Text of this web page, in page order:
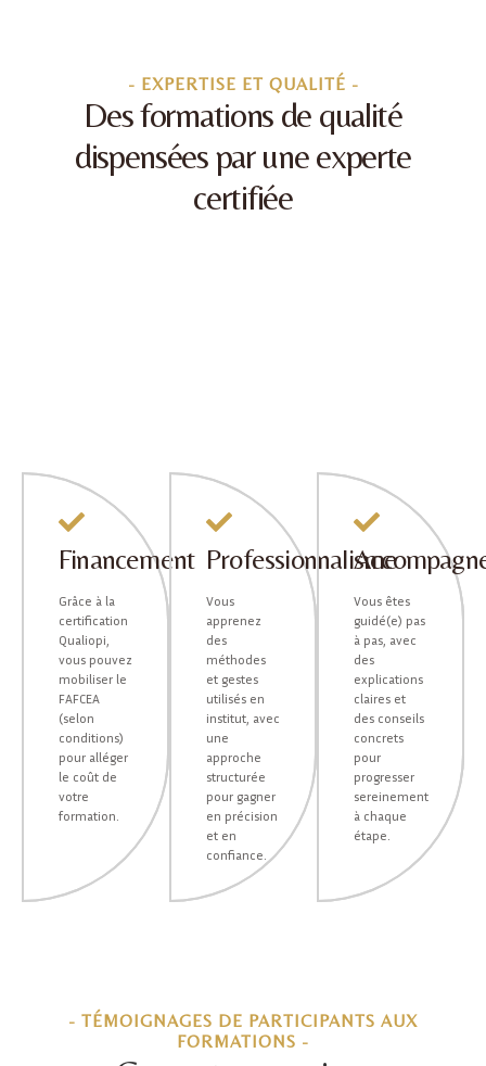
- EXPERTISE ET QUALITÉ -
Des formations de qualité
dispensées par une experte
certifiée
Financement
Grâce à la
certification
Qualiopi,
vous pouvez
mobiliser le
FAFCEA
(selon
conditions)
pour alléger
le coût de
votre
formation.
Professionnalisme
Vous
apprenez
des
méthodes
et gestes
utilisés en
institut, avec
une
approche
structurée
pour gagner
en précision
et en
confiance.
Vous êtes
guidé(e) pas
à pas, avec
des
explications
claires et
des conseils
concrets
pour
progresser
sereinement
à chaque
étape.
- TÉMOIGNAGES DE PARTICIPANTS AUX
FORMATIONS -